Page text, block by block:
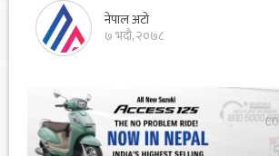
नेपाल अटो
७ भदौ, २०७८